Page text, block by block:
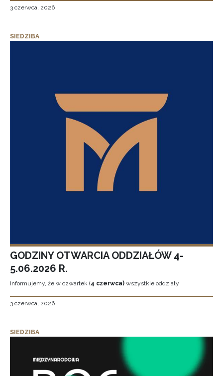
3 czerwca, 2026
SIEDZIBA
GODZINY OTWARCIA ODDZIAŁÓW 4-
5.06.2026 R.
Informujemy, że w czwartek (4 czerwca) wszystkie oddziały
3 czerwca, 2026
SIEDZIBA